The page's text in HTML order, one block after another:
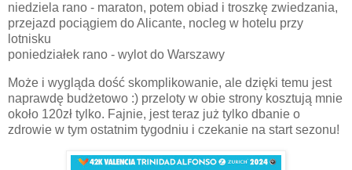
niedziela rano - maraton, potem obiad i troszkę zwiedzania,
przejazd pociągiem do Alicante, nocleg w hotelu przy
lotnisku
poniedziałek rano - wylot do Warszawy
Może i wygląda dość skomplikowanie, ale dzięki temu jest
naprawdę budżetowo :) przeloty w obie strony kosztują mnie
około 120zł tylko. Fajnie, jest teraz już tylko dbanie o
zdrowie w tym ostatnim tygodniu i czekanie na start sezonu!